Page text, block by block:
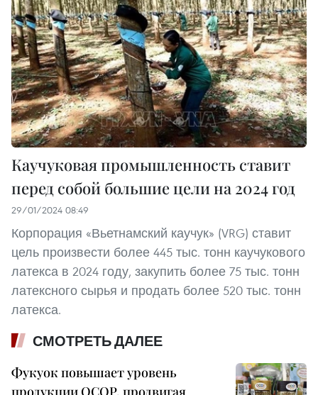
Каучуковая промышленность ставит
перед собой большие цели на 2024 год
29/01/2024 08:49
Корпорация «Вьетнамский каучук» (VRG) ставит
цель произвести более 445 тыс. тонн каучукового
латекса в 2024 году, закупить более 75 тыс. тонн
латексного сырья и продать более 520 тыс. тонн
латекса.
СМОТРЕТЬ ДАЛЕЕ
Фукуок повышает уровень